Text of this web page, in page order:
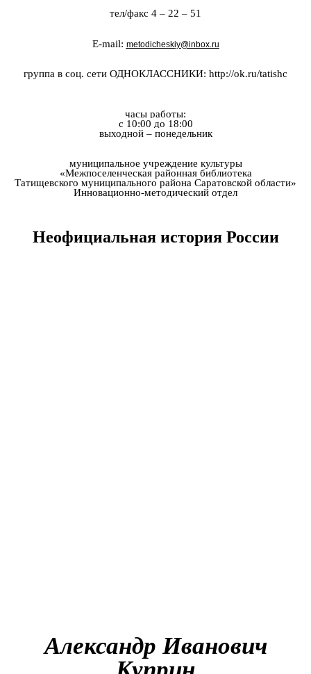
тел/факс 4 – 22 – 51
E-mail: metodicheskiy@inbox.ru
группа в соц. сети ОДНОКЛАССНИКИ: http://ok.ru/tatishc
часы работы:
с 10:00 до 18:00
выходной – понедельник
муниципальное учреждение культуры
«Межпоселенческая районная библиотека
Татищевского муниципального района Саратовской области»
Инновационно-методический отдел
Неофициальная история России
Александр Иванович